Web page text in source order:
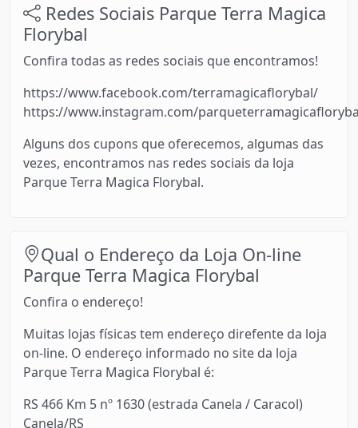
Redes Sociais Parque Terra Magica
Florybal
Confira todas as redes sociais que encontramos!
https://www.facebook.com/terramagicaflorybal/
https://www.instagram.com/
Alguns dos cupons que oferecemos, algumas das
vezes, encontramos nas redes sociais da loja
Parque Terra Magica Florybal.
Qual o Endereço da Loja On-line
Parque Terra Magica Florybal
Confira o endereço!
Muitas lojas físicas tem endereço direfente da loja
on-line. O endereço informado no site da loja
Parque Terra Magica Florybal é:
RS 466 Km 5 nº 1630 (estrada Canela / Caracol)
Canela/RS